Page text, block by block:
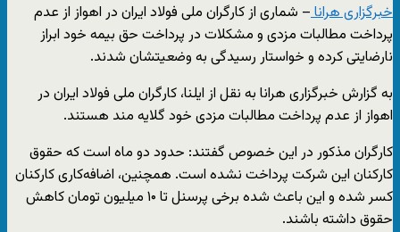
خبرگزاری هرانا– شماری از کارگران ملی فولاد ایران در اهواز از عدم
پرداخت مطالبات مزدی و مشکلات در پرداخت حق بیمه خود ابراز
نارضایتی کرده و خواستار رسیدگی به وضعیتشان شدند.
به گزارش خبرگزاری هرانا به نقل از ایلنا، کارگران ملی فولاد ایران در
اهواز از عدم پرداخت مطالبات مزدی خود گلایه مند هستند.
کارگران مذکور در این خصوص گفتند: حدود دو ماه است که حقوق
کارکنان این شرکت پرداخت نشده است. همچنین، اضافه‌کاری کارکنان
کسر شده و این باعث شده برخی پرسنل تا ۱۰ میلیون تومان کاهش
حقوق داشته باشند.